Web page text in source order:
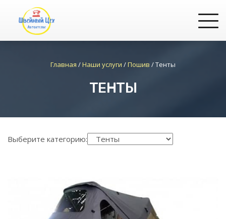
Главная /Наши услуги /Пошив /Тенты
ТЕНТЫ
Выберите категорию: